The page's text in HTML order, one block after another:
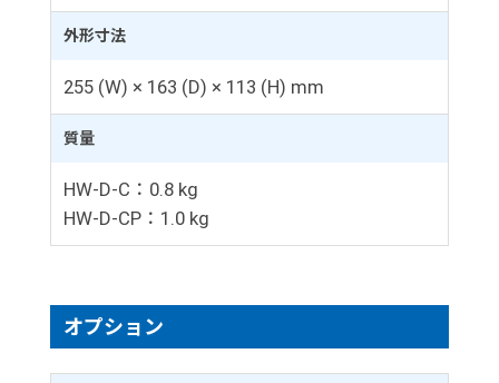
外形寸法
255 (W) × 163 (D) × 113 (H) mm
質量
HW-D-C：0.8 kg
HW-D-CP：1.0 kg
オプション